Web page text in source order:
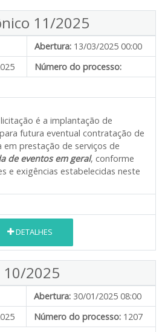
11/2025
Abertura: 13/03/2025 00:00
Número do processo:
é a implantação de
para futura eventual contratação de
em prestação de serviços de
de eventos em geral, conforme
e exigências estabelecidas neste
DETALHES
10/2025
Abertura: 30/01/2025 08:00
Número do processo: 1207